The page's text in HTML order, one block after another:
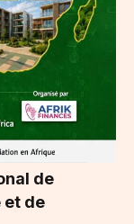
de
et de